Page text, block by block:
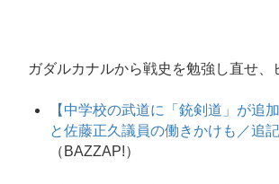
ガダルカナルから戦史を勉強し直せ、
【中学校の武道に「銃剣道」が追
と佐藤正久議員の働きかけも／追記
（BAZZAP!）